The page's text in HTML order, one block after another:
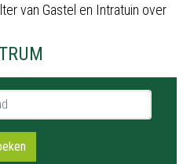
van Gastel en Intratuin over